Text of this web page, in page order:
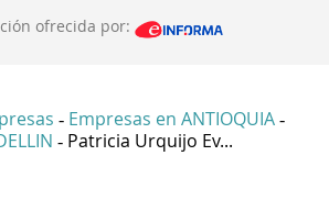
ofrecida por:
- Empresas en ANTIOQUIA -
- Patricia Urquijo Ev...